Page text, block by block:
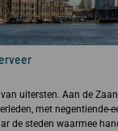
uitersten. Aan de
met negentiende-
de steden waarmee